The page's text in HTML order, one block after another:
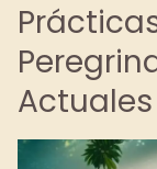
Actuales